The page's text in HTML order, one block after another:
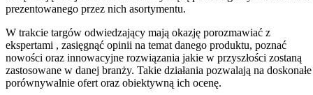
prezentowanego przez nich asortymentu.
W trakcie targów odwiedzający mają okazję porozmawiać z
ekspertami , zasięgnąć opinii na temat danego produktu, poznać
nowości oraz innowacyjne rozwiązania jakie w przyszłości zostaną
zastosowane w danej branży. Takie działania pozwalają na doskonałe
porównywalnie ofert oraz obiektywną ich ocenę.